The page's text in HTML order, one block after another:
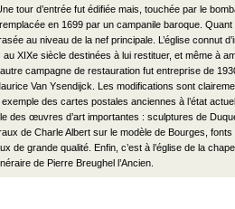
tour d’entrée fut édifiée mais, touchée par le
en 1699 par un campanile baroque.
au niveau de la nef principale. L’église connut
XIXe siècle destinées à lui restituer, et même à
campagne de restauration fut entreprise de
Van Ysendijck. Les modifications sont
des cartes postales anciennes à l’état
des œuvres d’art importantes : sculptures de
de Charle Albert sur le modèle de Bourges, fonts
de grande qualité. Enfin, c’est à l’église de la
de Pierre Breughel l’Ancien.